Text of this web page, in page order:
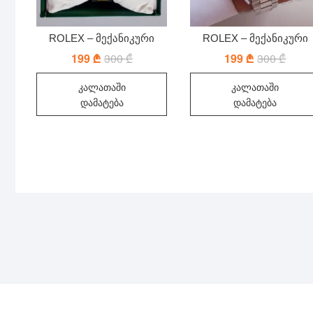
ROLEX – მექანიკური
300₾Original
199₾ Current
კალათაში
დამატება
ROLEX – მექანიკური
300₾Original
199₾ Current
კალათაში
დამატება